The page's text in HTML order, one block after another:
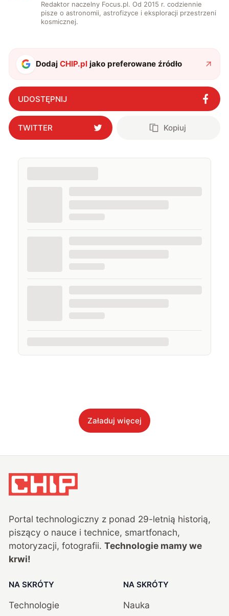
Redaktor naczelny Focus.pl. Od 2015 r. codziennie
pisze o astronomii, astrofizyce i eksploracji przestrzeni
kosmicznej.
DodajCHIP.pl jako preferowane źródło
UDOSTĘPNIJ
TWITTER Kopiuj
Załaduj więcej
Portal technologiczny z ponad 29-letnią historią,
piszący o nauce i technice, smartfonach,
motoryzacji, fotografii. Technologie mamy we
krwi!
NA SKRÓTY
Technologie
NA SKRÓTY
Nauka